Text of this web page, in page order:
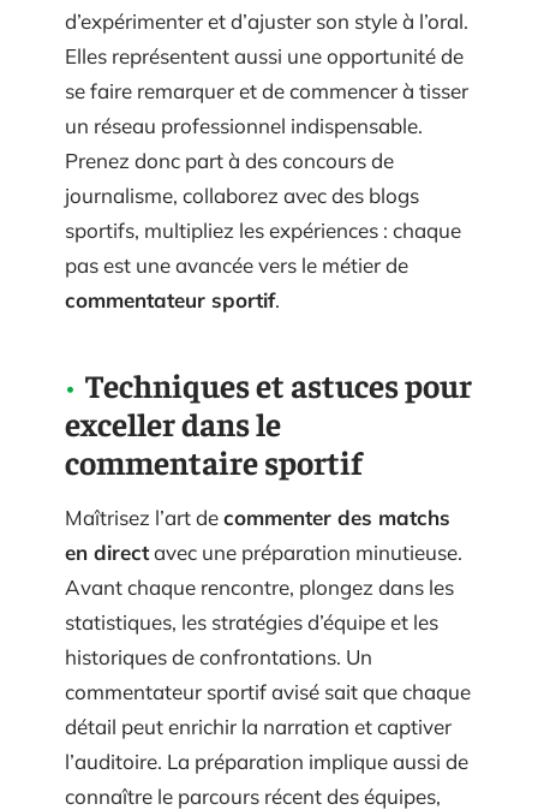
d’expérimenter et d’ajuster son style à l’oral.
Elles représentent aussi une opportunité de
se faire remarquer et de commencer à tisser
un réseau professionnel indispensable.
Prenez donc part à des concours de
journalisme, collaborez avec des blogs
sportifs, multipliez les expériences : chaque
pas est une avancée vers le métier de
commentateur sportif.
Techniques et astuces pour
exceller dans le
commentaire sportif
Maîtrisez l’art decommenter des matchs
en directavec une préparation minutieuse.
Avant chaque rencontre, plongez dans les
statistiques, les stratégies d’équipe et les
historiques de confrontations. Un
commentateur sportif avisé sait que chaque
détail peut enrichir la narration et captiver
l’auditoire. La préparation implique aussi de
connaître le parcours récent des équipes,